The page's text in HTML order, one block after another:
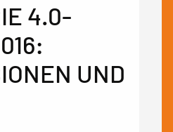
4.0-
UND